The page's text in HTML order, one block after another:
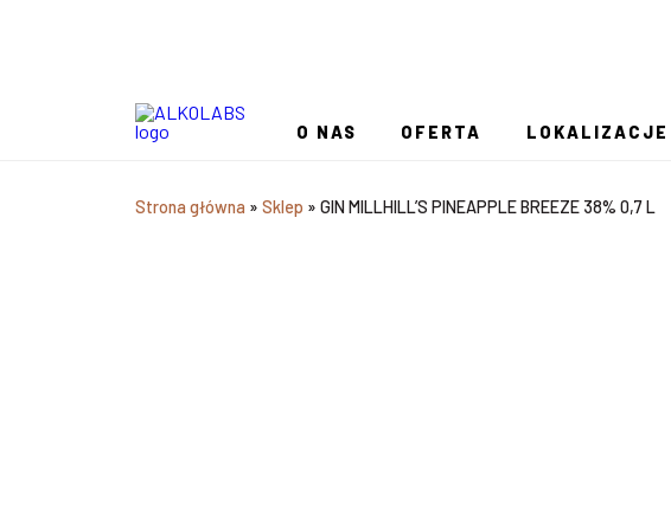
O NAS OFERTA LOKALIZACJE
Strona główna » Sklep » GIN MILLHILL’S PINEAPPLE BREEZE 38% 0,7 L